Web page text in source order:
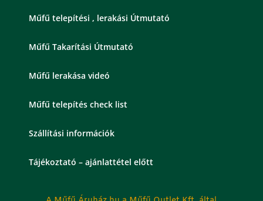
Műfű telepítési , lerakási Útmutató
Műfű Takarítási Útmutató
Műfű lerakása videó
Műfű telepítés check list
Szállítási információk
Tájékoztató – ajánlattétel előtt